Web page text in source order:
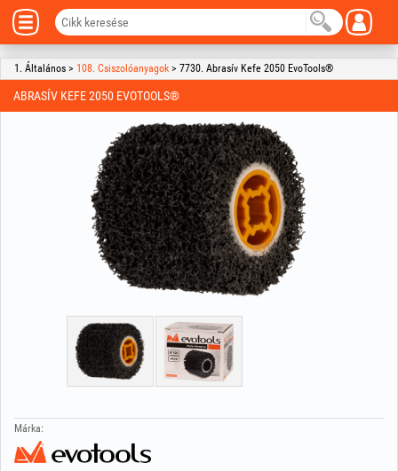
1. Általános > 108. Csiszolóanyagok > 7730. Abrasív Kefe 2050 EvoTools®
ABRASÍV KEFE 2050 EVOTOOLS®
Márka: